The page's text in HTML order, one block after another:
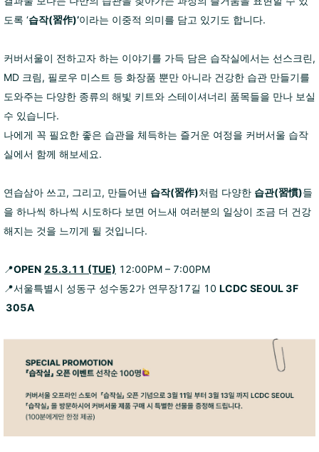
도록 ‘습작(習作)’이라는 이중적 의미를 담고 있기도 합니다.
커버서울이 전하고자 하는 이야기를 가득 담은 습작실에서는 선스크린,
MD 크림, 필로우 미스트 등 화장품 뿐만 아니라 건강한 습관 만들기를
도와주는 다양한 종류의 해빛 키트와 스테이셔너리 품목들을 만나 보실
수 있습니다.
나에게 꼭 필요한 좋은 습관을 체득하는 즐거운 여정을 커버서울 습작
실에서 함께 해보세요.
연습삼아 쓰고, 그리고, 만들어낸 습작(習作)처럼 다양한 습관(習慣)들
을 하나씩 하나씩 시도하다 보면 어느새 여러분의 일상이 조금 더 건강
해지는 것을 느끼게 될 것입니다.
📍OPEN 25.3.11 (TUE) 12:00PM – 7:00PM
📍서울특별시 성동구 성수동2가 연무장17길 10 LCDC SEOUL 3F
305A